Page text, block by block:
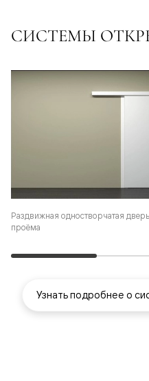
СИСТЕМЫ
Раздвижная одностворчатая
проёма
Узнать подробнее о